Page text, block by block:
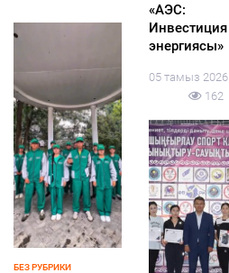
БЕЗ РУБРИКИ
«АЭС:
Инвестиция
энергиясы»
05 тамыз 2026
162